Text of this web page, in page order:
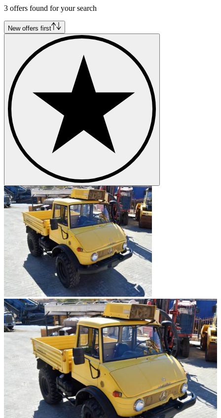
3 offers found for your search
New offers first